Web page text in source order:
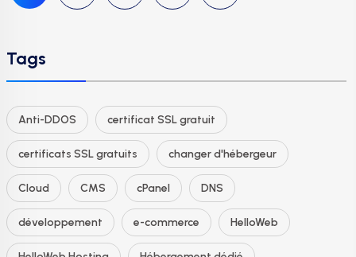
Tags
Anti-DDOS certificat SSL gratuit
certificats SSL gratuits changer d'hébergeur
Cloud CMS cPanel DNS
développement e-commerce HelloWeb